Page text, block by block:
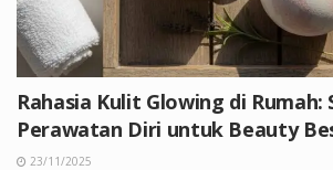
Rahasia Kulit Glowing di Rumah:
Perawatan Diri untuk Beauty
23/11/2025